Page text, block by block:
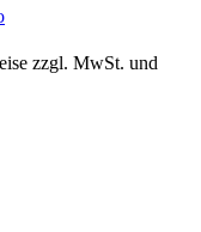
zzgl. MwSt. und